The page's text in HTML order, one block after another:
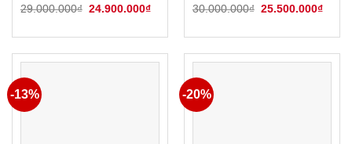
29.000.000₫ Giá
29.000.000₫.
24.900.000₫Giá
là:
30.000.000₫ Giá
30.000.000₫.
25.500.000₫Giá
là:
-13% -20%